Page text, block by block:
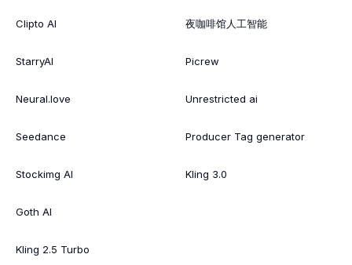
Clipto AI
StarryAI
Neural.love
Seedance
Stockimg AI
Goth AI
Kling 2.5 Turbo
夜咖啡馆人工智能
Picrew
Unrestricted ai
Producer Tag generator
Kling 3.0